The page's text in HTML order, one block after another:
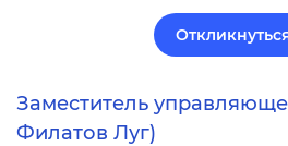
Заместитель
Филатов Луг)